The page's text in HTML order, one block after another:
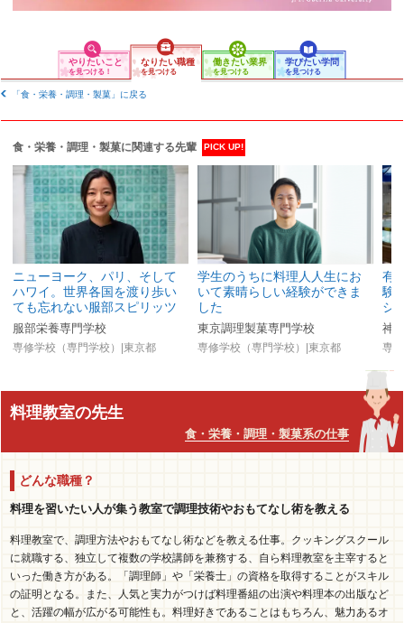
やりたいこと
を見つける！
なりたい職種
を見つける
働きたい業界
を見つける
学びたい学問
を見つける
「食・栄養・調理・製菓」に戻る
食・栄養・調理・製菓に関連する先輩 PICK UP!
ニューヨーク、パリ、そして
ハワイ。世界各国を渡り歩い
ても忘れない服部スピリッツ
服部栄養専門学校
専修学校（専門学校）|東京都
学生のうちに料理人人生にお
いて素晴らしい経験ができま
した
東京調理製菓専門学校
専修学校（専門学校）|東京都
有
験
シ
神
専
料理教室の先生
食・栄養・調理・製菓系の仕事
どんな職種？
料理を習いたい人が集う教室で調理技術やおもてなし術を教える
料理教室で、調理方法やおもてなし術などを教える仕事。クッキングスクール
に就職する、独立して複数の学校講師を兼務する、自ら料理教室を主宰すると
いった働き方がある。「調理師」や「栄養士」の資格を取得することがスキル
の証明となる。また、人気と実力がつけば料理番組の出演や料理本の出版など
と、活躍の幅が広がる可能性も。料理好きであることはもちろん、魅力あるオ